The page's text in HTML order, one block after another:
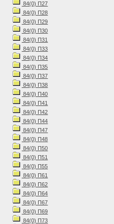
84(0) П27
84(0) П28
84(0) П29
84(0) П30
84(0) П31
84(0) П33
84(0) П34
84(0) П35
84(0) П37
84(0) П38
84(0) П40
84(0) П41
84(0) П42
84(0) П44
84(0) П47
84(0) П48
84(0) П50
84(0) П51
84(0) П55
84(0) П61
84(0) П62
84(0) П64
84(0) П67
84(0) П69
84(0) П73